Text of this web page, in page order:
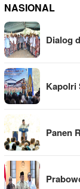
NASIONAL
Dialog
Kapolri
Panen